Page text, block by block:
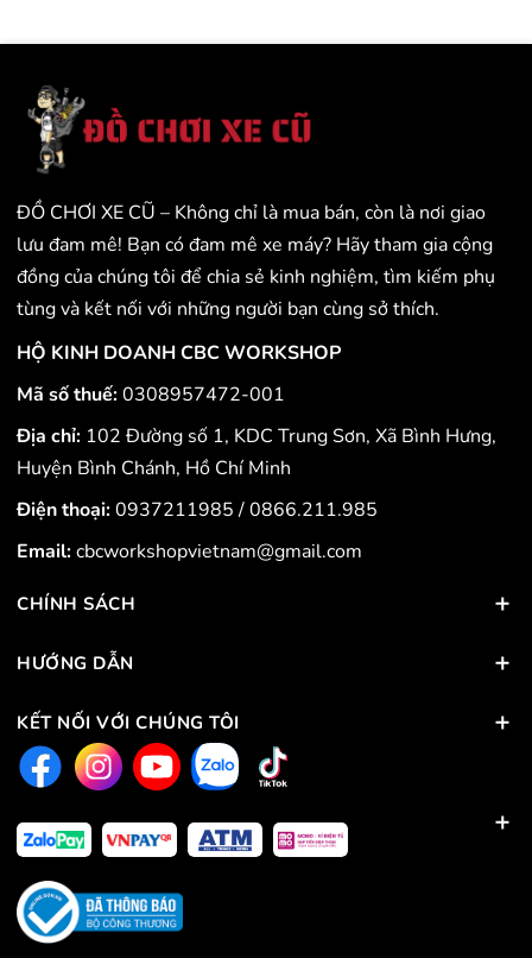
ĐỒ CHƠI XE CŨ – Không chỉ là mua bán, còn là nơi giao
lưu đam mê! Bạn có đam mê xe máy? Hãy tham gia cộng
đồng của chúng tôi để chia sẻ kinh nghiệm, tìm kiếm phụ
tùng và kết nối với những người bạn cùng sở thích.
HỘ KINH DOANH CBC WORKSHOP
Mã số thuế:0308957472-001
Địa chỉ: 102 Đường số 1, KDC Trung Sơn, Xã Bình Hưng,
Huyện Bình Chánh, Hồ Chí Minh
Điện thoại:0937211985/0866.211.985
Email:cbcworkshopvietnam@gmail.com
CHÍNH SÁCH
HƯỚNG DẪN
KẾT NỐI VỚI CHÚNG TÔI